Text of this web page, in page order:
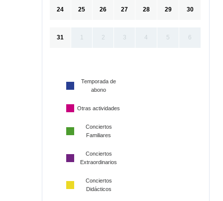
24 25 26 27 28 29 30
31 1 2 3 4 5 6
Temporada de
abono
Otras actividades
Conciertos
Familiares
Conciertos
Extraordinarios
Conciertos
Didácticos